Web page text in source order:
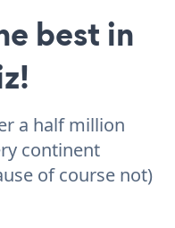
best in
a half million
continent
of course not)